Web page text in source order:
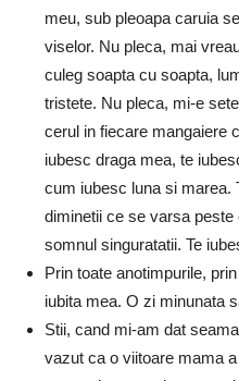
meu, sub pleoapa caruia
viselor. Nu pleca, mai
culeg soapta cu soapta,
tristete. Nu pleca, mi-e
cerul in fiecare mangaiere
iubesc draga mea, te
cum iubesc luna si marea.
diminetii ce se varsa
somnul singuratatii. Te
Prin toate anotimpurile,
iubita mea. O zi minunata
Stii, cand mi-am dat
vazut ca o viitoare mama